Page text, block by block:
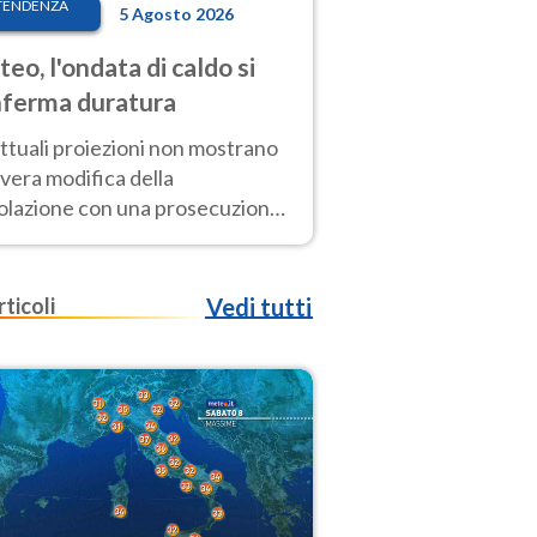
5 Agosto 2026
l'ondata di caldo si
duratura
proiezioni non mostrano
modifica della
con una prosecuzione
fuori scala per molti
Vedi tutti